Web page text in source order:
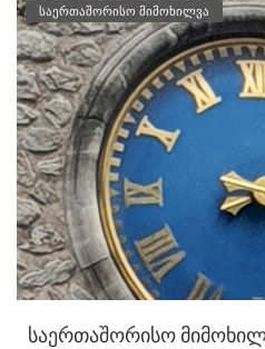
საერთაშორისო მიმოხილვა
საერთაშორისო